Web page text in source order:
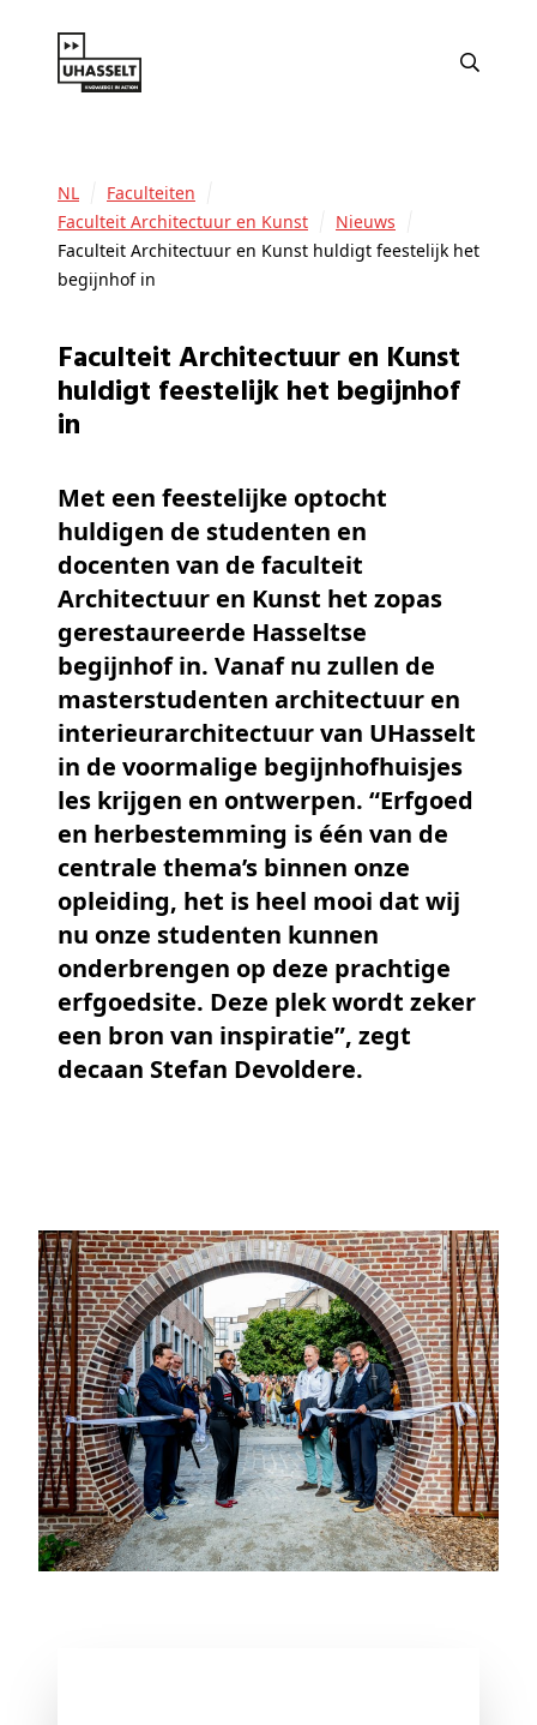
NL
Faculteiten
Faculteit Architectuur en Kunst
Nieuws
Faculteit Architectuur en Kunst huldigt feestelijk het
begijnhof in
Faculteit Architectuur en Kunst
huldigt feestelijk het begijnhof
in
Met een feestelijke optocht
huldigen de studenten en
docenten van de faculteit
Architectuur en Kunst het zopas
gerestaureerde Hasseltse
begijnhof in. Vanaf nu zullen de
masterstudenten architectuur en
interieurarchitectuur van UHasselt
in de voormalige begijnhofhuisjes
les krijgen en ontwerpen. “Erfgoed
en herbestemming is één van de
centrale thema’s binnen onze
opleiding, het is heel mooi dat wij
nu onze studenten kunnen
onderbrengen op deze prachtige
erfgoedsite. Deze plek wordt zeker
een bron van inspiratie”, zegt
decaan Stefan Devoldere.